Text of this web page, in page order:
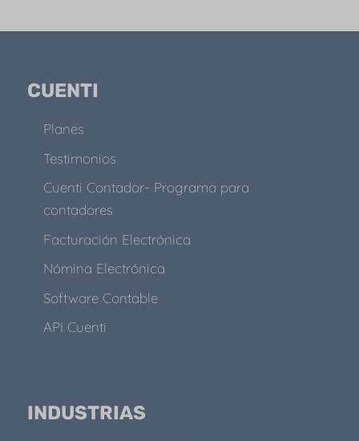
CUENTI
Planes
Testimonios
Cuenti Contador- Programa para
contadores
Facturación Electrónica
Nómina Electrónica
Software Contable
API Cuenti
INDUSTRIAS